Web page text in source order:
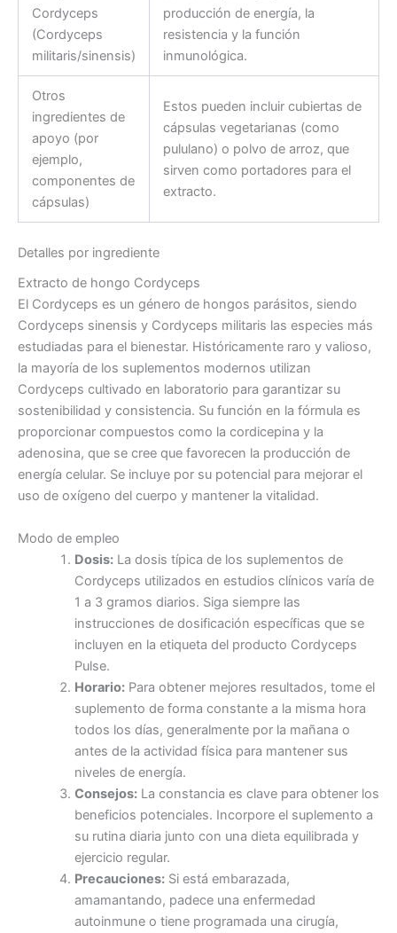
Cordyceps
(Cordyceps
militaris/sinensis)
producción de energía, la
resistencia y la función
inmunológica.
Otros
ingredientes de
apoyo (por
ejemplo,
componentes de
cápsulas)
Estos pueden incluir cubiertas de
cápsulas vegetarianas (como
pululano) o polvo de arroz, que
sirven como portadores para el
extracto.
Detalles por ingrediente
Extracto de hongo Cordyceps
El Cordyceps es un género de hongos parásitos, siendo
Cordyceps sinensis y Cordyceps militaris las especies más
estudiadas para el bienestar. Históricamente raro y valioso,
la mayoría de los suplementos modernos utilizan
Cordyceps cultivado en laboratorio para garantizar su
sostenibilidad y consistencia. Su función en la fórmula es
proporcionar compuestos como la cordicepina y la
adenosina, que se cree que favorecen la producción de
energía celular. Se incluye por su potencial para mejorar el
uso de oxígeno del cuerpo y mantener la vitalidad.
Modo de empleo
Dosis:La dosis típica de los suplementos de
Cordyceps utilizados en estudios clínicos varía de
1 a 3 gramos diarios. Siga siempre las
instrucciones de dosificación específicas que se
incluyen en la etiqueta del producto Cordyceps
Pulse.
Horario:Para obtener mejores resultados, tome el
suplemento de forma constante a la misma hora
todos los días, generalmente por la mañana o
antes de la actividad física para mantener sus
niveles de energía.
Consejos:La constancia es clave para obtener los
beneficios potenciales. Incorpore el suplemento a
su rutina diaria junto con una dieta equilibrada y
ejercicio regular.
Precauciones:Si está embarazada,
amamantando, padece una enfermedad
autoinmune o tiene programada una cirugía,